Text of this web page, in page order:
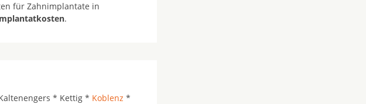
für Zahnimplantate in
.
* Kettig * Koblenz *